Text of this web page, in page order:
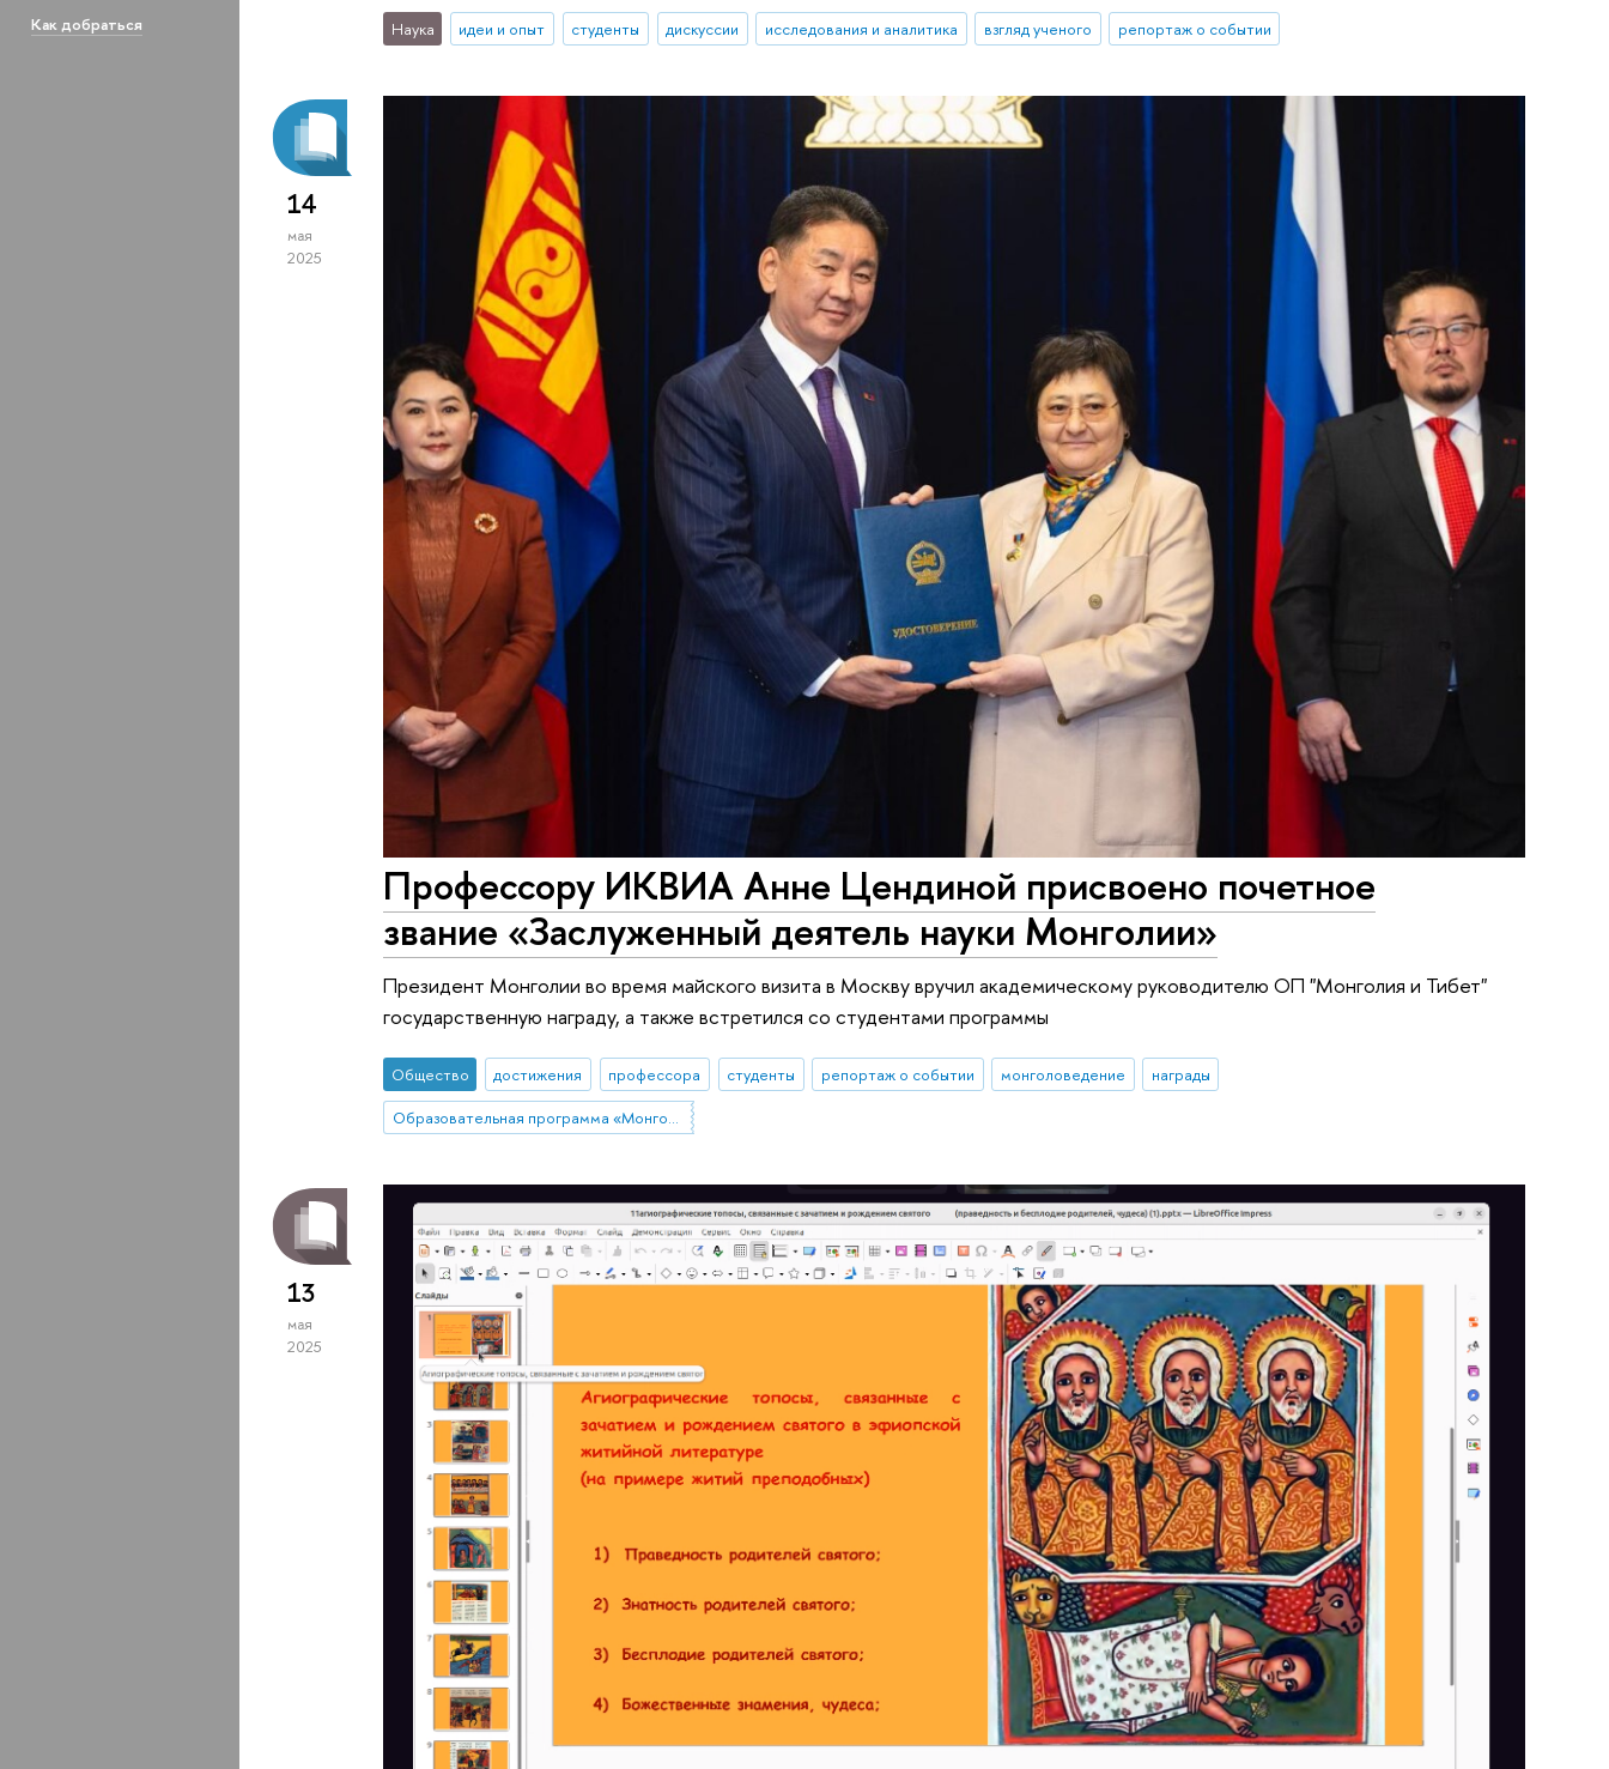
Как добраться
Наука идеи и опыт студенты дискуссии исследования и аналитика взгляд ученого репортаж о событии
14
мая
2025
Профессору ИКВИА Анне Цендиной присвоено почетное
звание «Заслуженный деятель науки Монголии»
Президент Монголии во время майского визита в Москву вручил академическому руководителю ОП "Монголия и Тибет"
государственную награду, а также встретился со студентами программы
Общество достижения профессора студенты репортаж о событии монголоведение
награды
Образовательная программа «Монголия и Тибет»
13
мая
2025